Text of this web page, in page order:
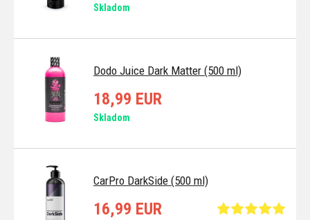
Skladom
Dodo Juice Dark Matter (500 ml)
18,99 EUR
Skladom
CarPro DarkSide (500 ml)
16,99 EUR